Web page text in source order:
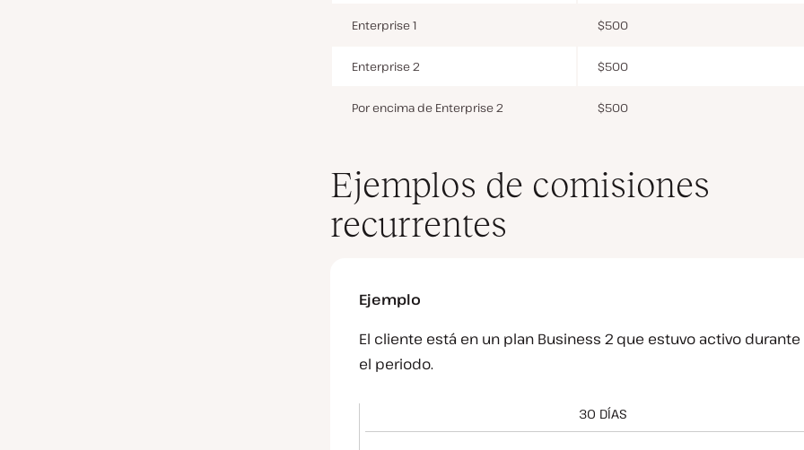
Enterprise 1 $500
Enterprise 2 $500
Por encima de Enterprise 2 $500
Ejemplos de comisiones
recurrentes
Ejemplo
El cliente está en un plan Business 2 que estuvo activo
el periodo.
30 DÍAS